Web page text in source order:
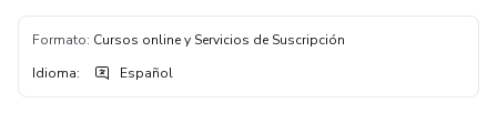
Formato: Cursos online y Servicios de Suscripción
Idioma: Español